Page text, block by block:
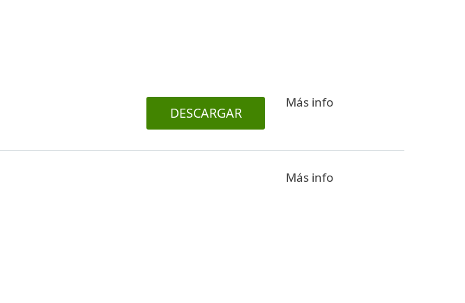
DESCARGAR
Más info
Más info